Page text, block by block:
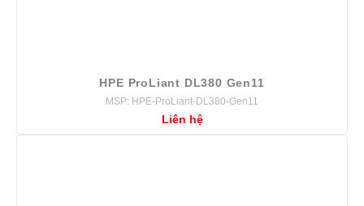
HPE ProLiant DL380 Gen11
MSP: HPE-ProLiant-DL380-Gen11
Liên hệ